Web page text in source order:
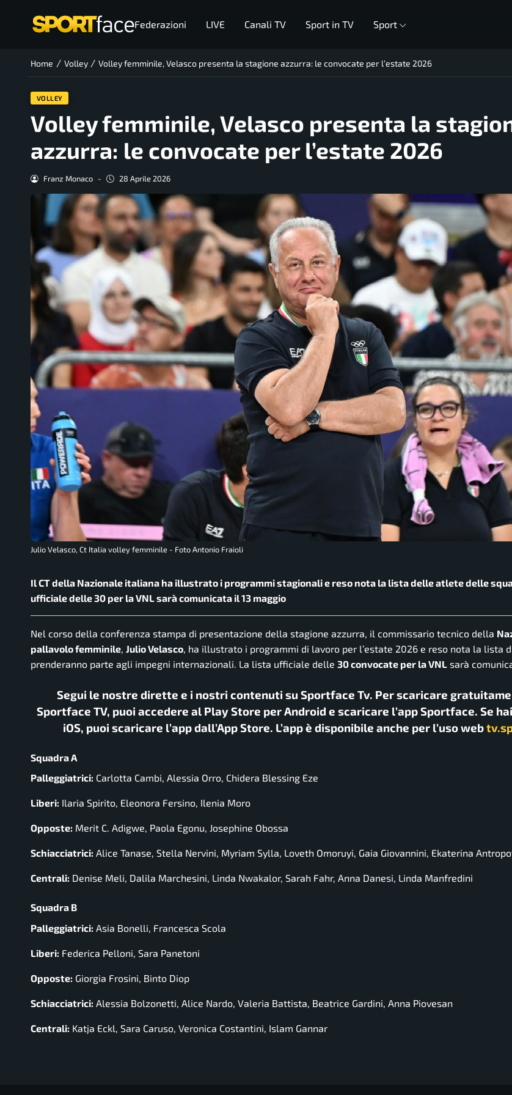
Federazioni LIVE Canali TV Sport in TV Sport
Home / Volley / Volley femminile, Velasco presenta la stagione azzurra: le convocate per l’estate 2026
VOLLEY
Volley femminile, Velasco presenta la
azzurra: le convocate per l’estate 2026
Franz Monaco - 28 Aprile 2026
Julio Velasco, Ct Italia volley femminile - Foto Antonio Fraioli
Il CT della Nazionale italiana ha illustrato i programmi stagionali e reso nota la lista delle atlete delle
ufficiale delle 30 per la VNL sarà comunicata il 13 maggio
Nel corso della conferenza stampa di presentazione della stagione azzurra, il commissario tecnico della
pallavolo femminile Julio Velasco , ha illustrato i programmi di lavoro per l’estate 2026 e reso nota la lista
prenderanno parte agli impegni internazionali. La lista ufficiale delle 30 convocate per la VNL sarà
Segui le nostre dirette e i nostri contenuti su Sportface Tv. Per scaricare
Sportface TV, puoi accedere al Play Store per Android e scaricare l’app Sportface. Se
iOS, puoi scaricare l’app dall’App Store. L’app è disponibile anche per l’uso web
Squadra A
Palleggiatrici: Carlotta Cambi, Alessia Orro, Chidera Blessing Eze
Liberi: Ilaria Spirito, Eleonora Fersino, Ilenia Moro
Opposte: Merit C. Adigwe, Paola Egonu, Josephine Obossa
Schiacciatrici: Alice Tanase, Stella Nervini, Myriam Sylla, Loveth Omoruyi, Gaia Giovannini, Ekaterina
Centrali: Denise Meli, Dalila Marchesini, Linda Nwakalor, Sarah Fahr, Anna Danesi, Linda Manfredini
Squadra B
Palleggiatrici: Asia Bonelli, Francesca Scola
Liberi: Federica Pelloni, Sara Panetoni
Opposte: Giorgia Frosini, Binto Diop
Schiacciatrici: Alessia Bolzonetti, Alice Nardo, Valeria Battista, Beatrice Gardini, Anna Piovesan
Centrali: Katja Eckl, Sara Caruso, Veronica Costantini, Islam Gannar